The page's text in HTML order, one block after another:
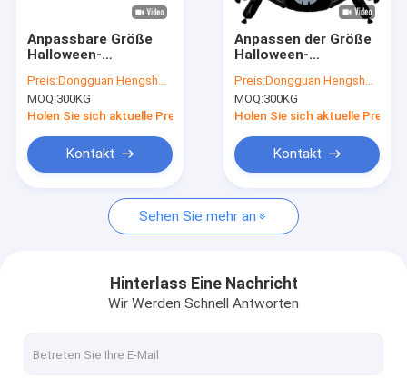
Nachrichten
Fordern Sie ein Zitat
Polyplastiktasche
medizinische überschüssige Taschen
Wiederverwendbare Eisbeutel
Anpassbare Größe
Halloween-
Gravurdruck und
SEDEX/SGS-
Zertifizierung für die
Preis:Dongguan Hengsheng Polybag
MOQ:300KG
Holen Sie sich aktuelle Preis
Kontakt
Anpassen der Größe
Halloween-
Gravure-Druck und
LDPE-Material für
Halloween-Party
Preis:Dongguan Hengsheng Polybag
MOQ:300KG
Holen Sie sich aktuelle Preis
Kontakt
Sehen Sie mehr an
Hinterlass Eine Nachricht
Wir Werden Schnell Antworten